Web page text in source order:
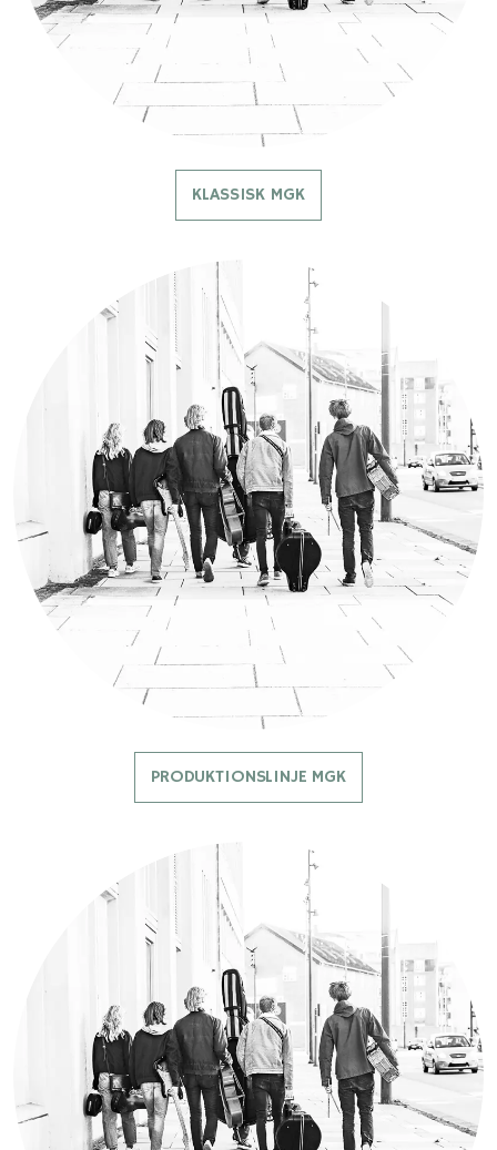
KLASSISK MGK
PRODUKTIONSLINJE MGK